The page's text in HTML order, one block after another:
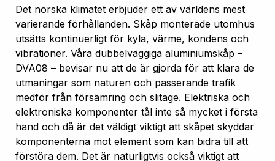
Det norska klimatet erbjuder ett av världens mest
varierande förhållanden. Skåp monterade utomhus
utsätts kontinuerligt för kyla, värme, kondens och
vibrationer. Våra dubbelväggiga aluminiumskåp –
DVA08 – bevisar nu att de är gjorda för att klara de
utmaningar som naturen och passerande trafik
medför från försämring och slitage. Elektriska och
elektroniska komponenter tål inte så mycket i första
hand och då är det väldigt viktigt att skåpet skyddar
komponenterna mot element som kan bidra till att
förstöra dem. Det är naturligtvis också viktigt att